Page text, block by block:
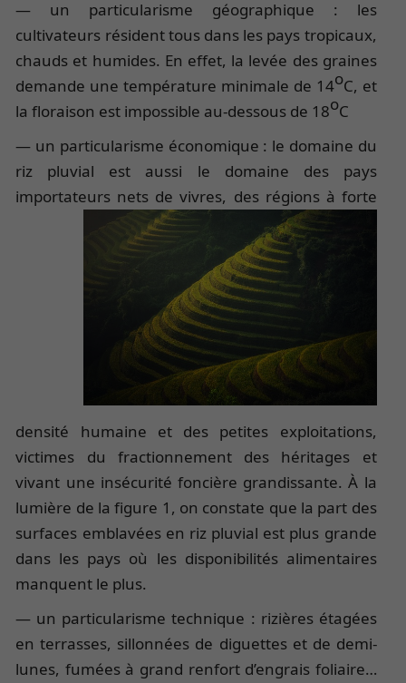
— un particularisme géographique : les
cultivateurs résident tous dans les pays tropicaux,
chauds et humides. En effet, la levée des graines
demande une température minimale de 14oC, et
la floraison est impossible au-dessous de 18oC
— un particularisme économique : le domaine du
riz pluvial est aussi le domaine des pays
importateurs nets de vivres, des régions à forte
densité humaine et des petites exploitations,
victimes du fractionnement des héritages et
vivant une insécurité foncière grandissante. À la
lumière de la figure 1, on constate que la part des
surfaces emblavées en riz pluvial est plus grande
dans les pays où les disponibilités alimentaires
manquent le plus.
— un particularisme technique : rizières étagées
en terrasses, sillonnées de diguettes et de demi-
lunes, fumées à grand renfort d’engrais foliaire…